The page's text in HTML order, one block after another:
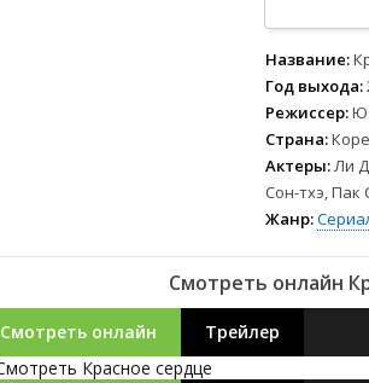
Название:
Год выхода:
Режиссер:Ю
Страна:
Актеры:Ли
Сон-тхэ, Пак
Жанр:
Смотреть онлайн
Смотреть онлайн Трейлер